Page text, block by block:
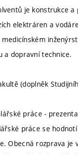
je konstrukce a
elektráren a
a dopravní technice.
(doplněk
práce -
práce se
Obecná rozprava je